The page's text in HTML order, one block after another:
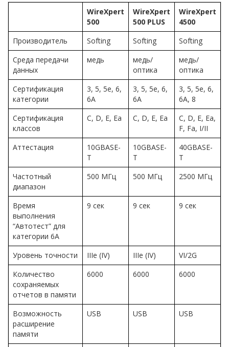
WireXpert
500
WireXpert
500 PLUS
WireXpert
4500
Производитель
Softing Softing
Softing
Среда передачи
данных
медь
медь/
оптика
медь/
оптика
Сертификация
категории
3, 5, 5e, 6,
6A
3, 5, 5e, 6,
6A
3, 5, 5e, 6,
6A, 8
Сертификация
классов
C, D, E, Ea C, D, E, Ea
C, D, E, Ea,
F, Fa, I/II
Аттестация
10GBASE-
T
10GBASE-
T
40GBASE-
T
Частотный
диапазон
500 МГц 500 МГц 2500 МГц
Время
выполнения
“Автотест” для
категории 6A
9 сек 9 сек 9 сек
Уровень точности IIIe (IV) IIIe (IV)
VI/2G
Количество
сохраняемых
отчетов в памяти
6000 6000 6000
Возможность
расширение
памяти
USB USB USB